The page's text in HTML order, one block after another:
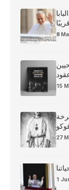
قريبًا
8
15
27
1